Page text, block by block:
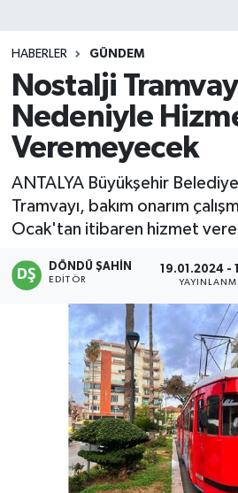
HABERLER GÜNDEM
Nostalji
Nedeniyle
Veremeyecek
ANTALYA Büyükşehir
Tramvayı, bakım onarım
Ocak'tan itibaren hizmet
DÖNDÜ ŞAHİN
EDITÖR
19.01.2024 -